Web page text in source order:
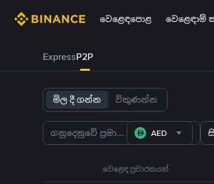
වෙළෙඳපොළ වෙළෙඳාම්
ExpressP2P
මිල දී ගන්න විකුණන්න
AED
වෙළෙඳ ප්‍රචාරකයන්